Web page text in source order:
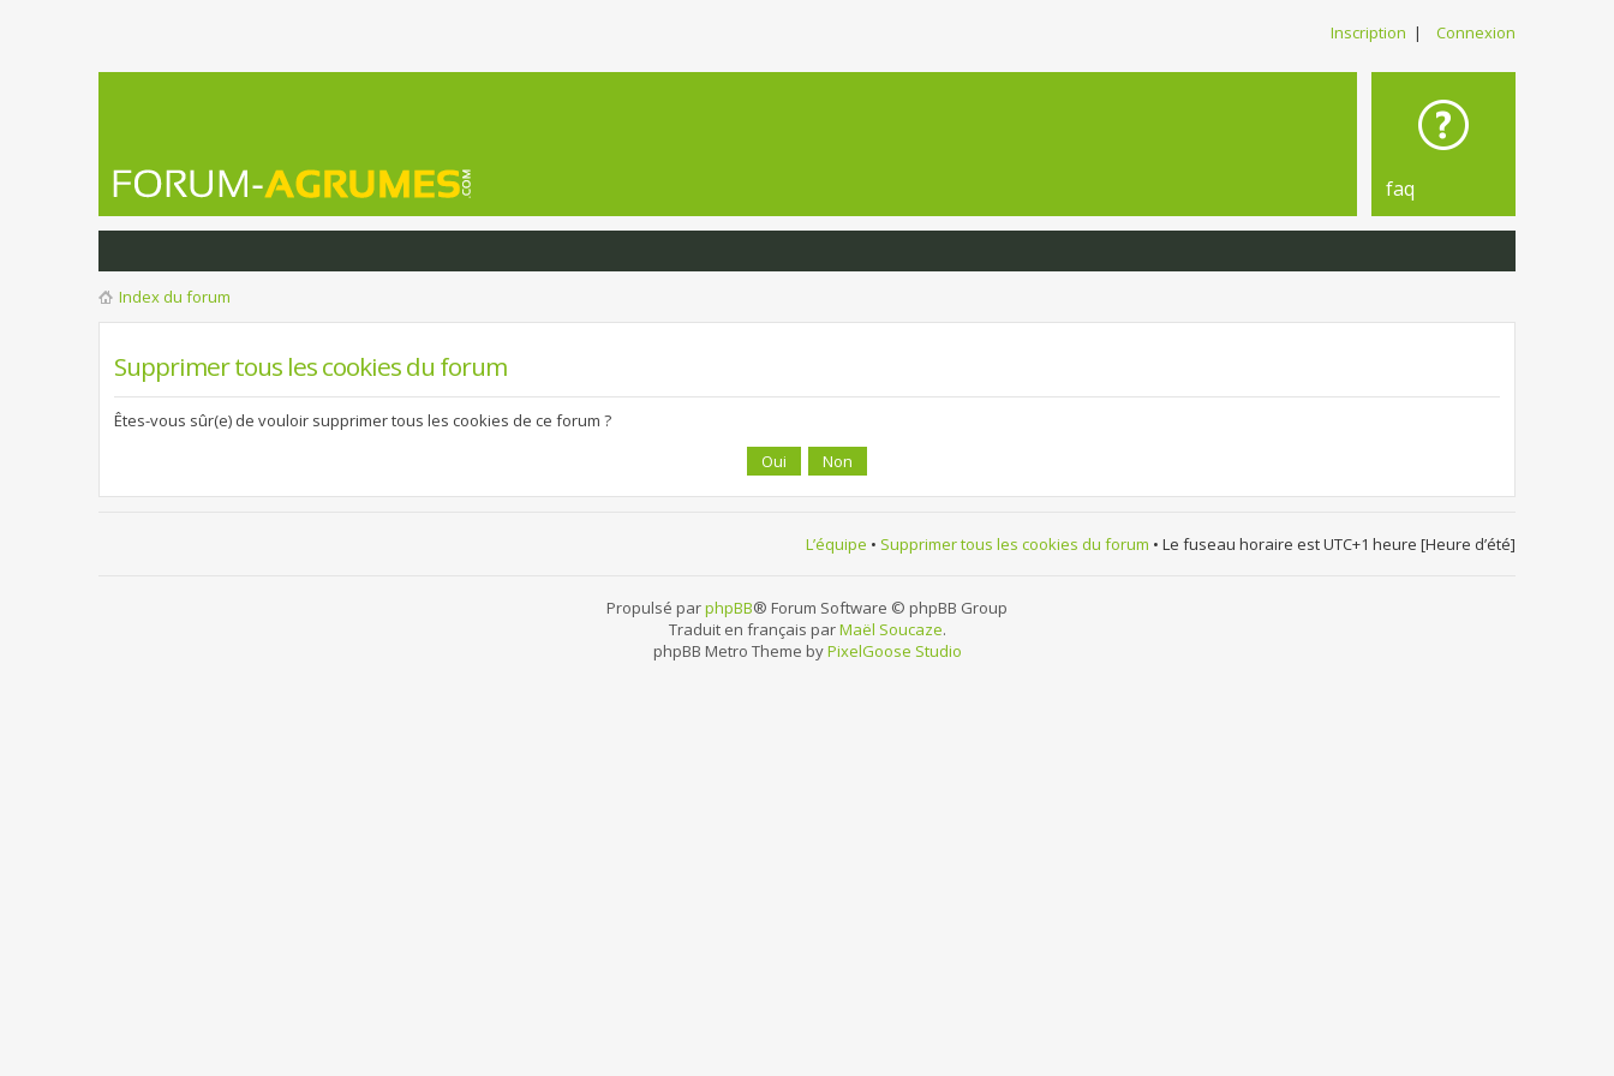
Inscription | Connexion
faq
Index du forum
Supprimer tous les cookies du forum
Êtes-vous sûr(e) de vouloir supprimer tous les cookies de ce forum ?
L’équipe • Supprimer tous les cookies du forum • Le fuseau horaire est UTC+1 heure [Heure d’été]
Propulsé parphpBB® Forum Software © phpBB Group
Traduit en français parMaël Soucaze.
phpBB Metro Theme byPixelGoose Studio